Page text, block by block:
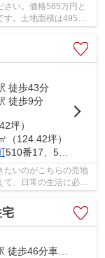
さい。価格585万円と
。土地面積は495㎡
徒歩43分
徒歩9分
坪）
（124.42坪）
510番17、510番18
たいのがこちらの売地
、日常の生活に必要
徒歩46分車8分